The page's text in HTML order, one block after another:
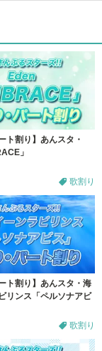
ト割り】あんスタ・
」
歌割り
ト割り】あんスタ・海
リンス「ペルソナアビ
歌割り